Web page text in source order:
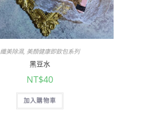
纖美除濕, 美顏健康即飲包系列
黑豆水
NT$40
加入購物車